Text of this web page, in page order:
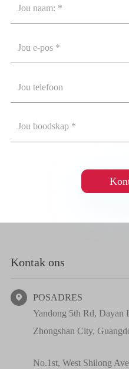
Kontak ons

POSADRES
Yandong 5th Rd, Dayan
Zhongshan City,
No.1st, West Shilong